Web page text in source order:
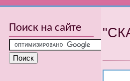
Поиск на сайте